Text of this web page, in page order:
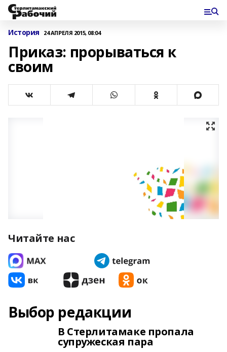
История 24 АПРЕЛЯ 2015, 08:04
Приказ: прорываться к
своим
Читайте нас
Выбор редакции
В Стерлитамаке пропала
супружеская пара